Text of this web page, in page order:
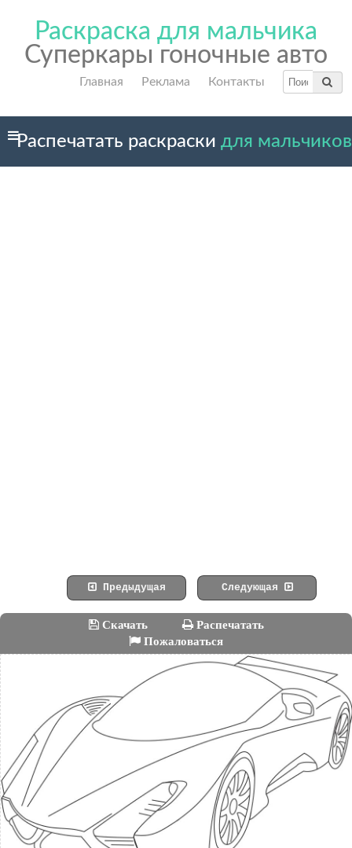
Раскраска для мальчика
Суперкары гоночные авто
Главная Реклама Контакты
Распечатать раскраски для мальчиков
Предыдущая Следующая
Скачать
Распечатать
Пожаловаться